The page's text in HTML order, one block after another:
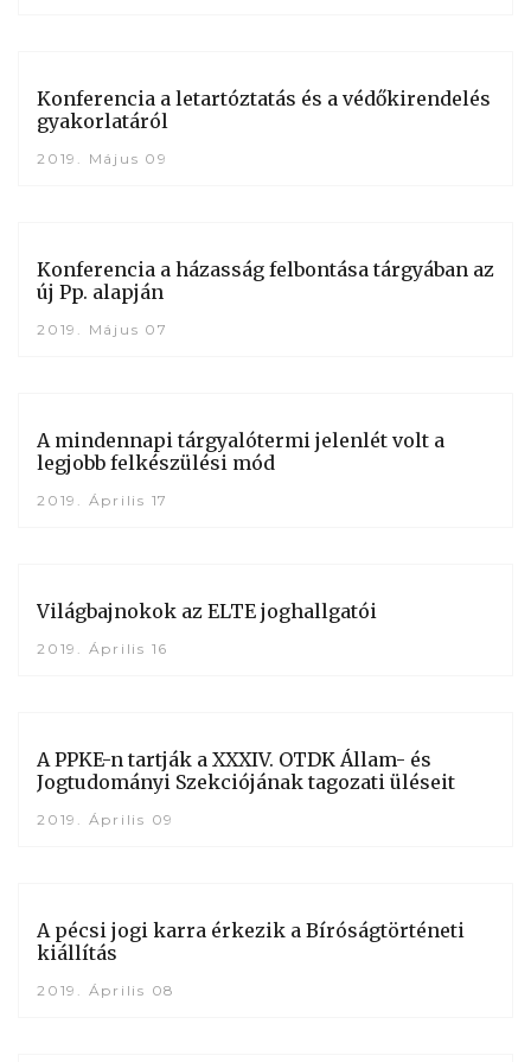
Konferencia a letartóztatás és a védőkirendelés
gyakorlatáról
2019. Május 09
Konferencia a házasság felbontása tárgyában az
új Pp. alapján
2019. Május 07
A mindennapi tárgyalótermi jelenlét volt a
legjobb felkészülési mód
2019. Április 17
Világbajnokok az ELTE joghallgatói
2019. Április 16
A PPKE-n tartják a XXXIV. OTDK Állam- és
Jogtudományi Szekciójának tagozati üléseit
2019. Április 09
A pécsi jogi karra érkezik a Bíróságtörténeti
kiállítás
2019. Április 08